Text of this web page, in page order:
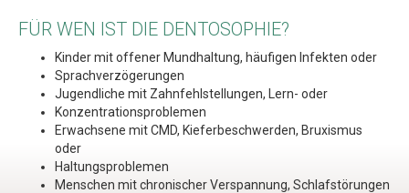
FÜR WEN IST DIE DENTOSOPHIE?
Kinder mit offener Mundhaltung, häufigen Infekten oder
Sprachverzögerungen
Jugendliche mit Zahnfehlstellungen, Lern- oder
Konzentrationsproblemen
Erwachsene mit CMD, Kieferbeschwerden, Bruxismus
oder
Haltungsproblemen
Menschen mit chronischer Verspannung, Schlafstörungen